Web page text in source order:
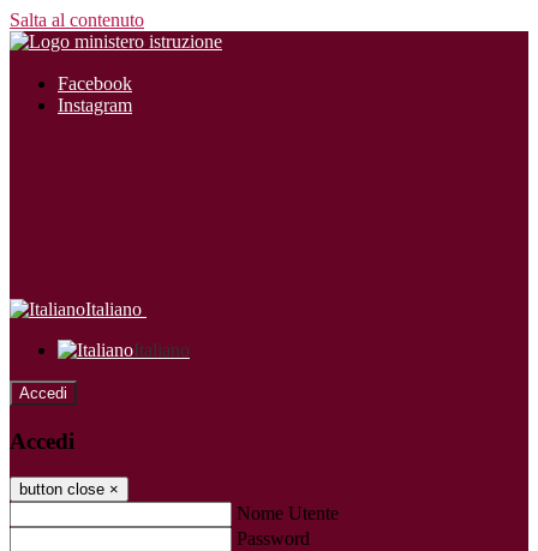
Salta al contenuto
Facebook
Instagram
Italiano
Italiano
Accedi
Accedi
button close ×
Nome Utente
Password